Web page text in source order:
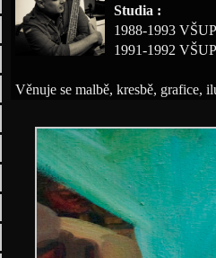
Studia :
1988-1993
1991-1992
Věnuje se malbě, kresbě, grafice,